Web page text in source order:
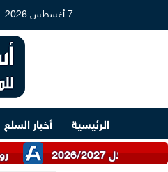
7 أغسطس 2026
الرئيسية أخبار السلع
روساتوم